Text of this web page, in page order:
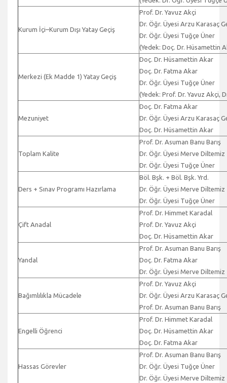
Kurum İçi–Kurum Dışı Yatay Geçiş
Prof. Dr. Yavuz Akçi
Dr. Öğr. Üyesi Arzu Karasaç
Dr. Öğr. Üyesi Tuğçe Üner
(Yedek: Doç. Dr. Hüsamettin
Merkezi (Ek Madde 1) Yatay Geçiş
Doç. Dr. Hüsamettin Akar
Doç. Dr. Fatma Akar
Dr. Öğr. Üyesi Tuğçe Üner
(Yedek: Prof. Dr. Yavuz Akçi,
Mezuniyet
Doç. Dr. Fatma Akar
Dr. Öğr. Üyesi Arzu Karasaç
Doç. Dr. Hüsamettin Akar
Toplam Kalite
Prof. Dr. Asuman Banu Barış
Dr. Öğr. Üyesi Merve Diltemiz
Dr. Öğr. Üyesi Tuğçe Üner
Ders + Sınav Programı Hazırlama
Böl. Bşk. + Böl. Bşk. Yrd.
Dr. Öğr. Üyesi Merve Diltemiz
Dr. Öğr. Üyesi Tuğçe Üner
Çift Anadal
Prof. Dr. Himmet Karadal
Prof. Dr. Yavuz Akçi
Doç. Dr. Hüsamettin Akar
Yandal
Prof. Dr. Asuman Banu Barış
Doç. Dr. Fatma Akar
Dr. Öğr. Üyesi Merve Diltemiz
Bağımlılıkla Mücadele
Prof. Dr. Yavuz Akçi
Dr. Öğr. Üyesi Arzu Karasaç
Prof. Dr. Asuman Banu Barış
Engelli Öğrenci
Prof. Dr. Himmet Karadal
Doç. Dr. Hüsamettin Akar
Doç. Dr. Fatma Akar
Hassas Görevler
Prof. Dr. Asuman Banu Barış
Dr. Öğr. Üyesi Tuğçe Üner
Dr. Öğr. Üyesi Merve Diltemiz